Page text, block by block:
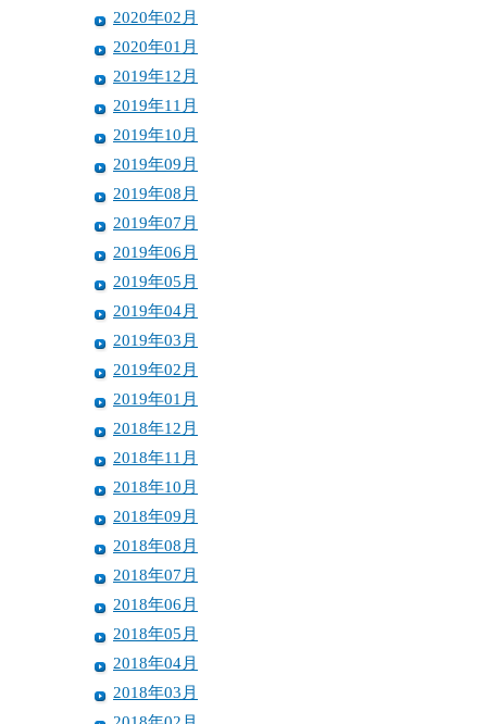
2020年02月
2020年01月
2019年12月
2019年11月
2019年10月
2019年09月
2019年08月
2019年07月
2019年06月
2019年05月
2019年04月
2019年03月
2019年02月
2019年01月
2018年12月
2018年11月
2018年10月
2018年09月
2018年08月
2018年07月
2018年06月
2018年05月
2018年04月
2018年03月